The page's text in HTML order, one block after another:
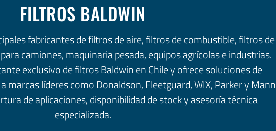
FILTROS BALDWIN
fabricantes de filtros de aire, filtros de combustible, filtros de
camiones, maquinaria pesada, equipos agrícolas e industrias.
exclusivo de filtros Baldwin en Chile y ofrece soluciones de
líderes como Donaldson, Fleetguard, WIX, Parker y Mann
de aplicaciones, disponibilidad de stock y asesoría técnica
especializada.